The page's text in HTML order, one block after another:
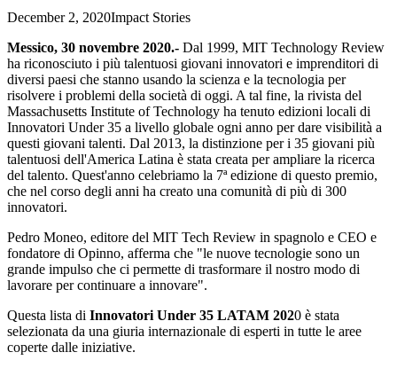
December 2, 2020Impact Stories
Messico, 30 novembre 2020.- Dal 1999, MIT Technology Review
ha riconosciuto i più talentuosi giovani innovatori e imprenditori di
diversi paesi che stanno usando la scienza e la tecnologia per
risolvere i problemi della società di oggi. A tal fine, la rivista del
Massachusetts Institute of Technology ha tenuto edizioni locali di
Innovatori Under 35 a livello globale ogni anno per dare visibilità a
questi giovani talenti. Dal 2013, la distinzione per i 35 giovani più
talentuosi dell'America Latina è stata creata per ampliare la ricerca
del talento. Quest'anno celebriamo la 7ª edizione di questo premio,
che nel corso degli anni ha creato una comunità di più di 300
innovatori.
Pedro Moneo, editore del MIT Tech Review in spagnolo e CEO e
fondatore di Opinno, afferma che "le nuove tecnologie sono un
grande impulso che ci permette di trasformare il nostro modo di
lavorare per continuare a innovare".
Questa lista di Innovatori Under 35 LATAM 2020 è stata
selezionata da una giuria internazionale di esperti in tutte le aree
coperte dalle iniziative.